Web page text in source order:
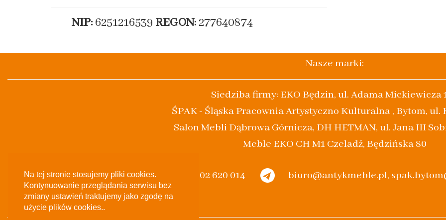
Na tej stronie stosujemy pliki cookies.
Kontynuowanie przeglądania serwisu bez
zmiany ustawień traktujemy jako zgodę na
użycie plików cookies..
NIP: 6251216539 REGON: 277640874
Nasze marki:
Siedziba firmy: EKO Będzin, ul. Adama Mickiewicza
ŚPAK - Śląska Pracownia Artystyczno Kulturalna , Bytom, ul.
Salon Mebli Dąbrowa Górnicza, DH HETMAN, ul. Jana III
Meble EKO CH M1 Czeladź, Będzińska 80
(+48) 502 620 014 biuro@antykmeble.pl,